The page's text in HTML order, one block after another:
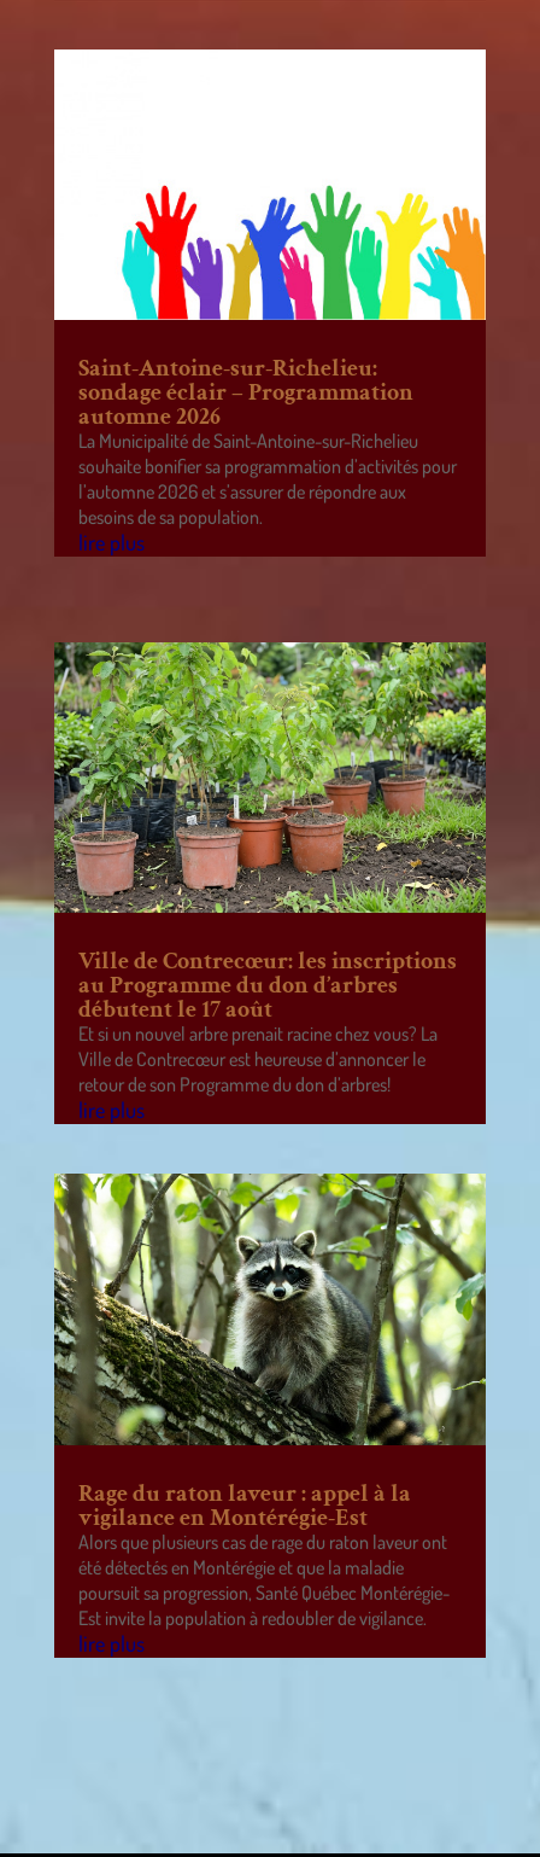
Saint-Antoine-sur-Richelieu:
sondage éclair – Programmation
automne 2026
La Municipalité de Saint-Antoine-sur-Richelieu
souhaite bonifier sa programmation d’activités pour
l’automne 2026 et s’assurer de répondre aux
besoins de sa population.
lire plus
Ville de Contrecœur: les inscriptions
au Programme du don d’arbres
débutent le 17 août
Et si un nouvel arbre prenait racine chez vous? La
Ville de Contrecœur est heureuse d’annoncer le
retour de son Programme du don d’arbres!
lire plus
Rage du raton laveur : appel à la
vigilance en Montérégie-Est
Alors que plusieurs cas de rage du raton laveur ont
été détectés en Montérégie et que la maladie
poursuit sa progression, Santé Québec Montérégie-
Est invite la population à redoubler de vigilance.
lire plus